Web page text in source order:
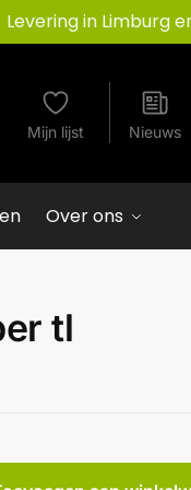
Levering in Limburg
Mijn lijst Nieuws
Over ons
tl